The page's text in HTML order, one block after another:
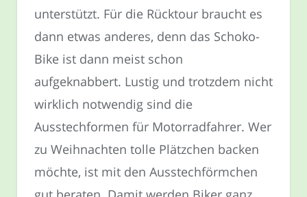
unterstützt. Für die Rücktour braucht es
dann etwas anderes, denn das Schoko-
Bike ist dann meist schon
aufgeknabbert. Lustig und trotzdem nicht
wirklich notwendig sind die
Ausstechformen für Motorradfahrer. Wer
zu Weihnachten tolle Plätzchen backen
möchte, ist mit den Ausstechförmchen